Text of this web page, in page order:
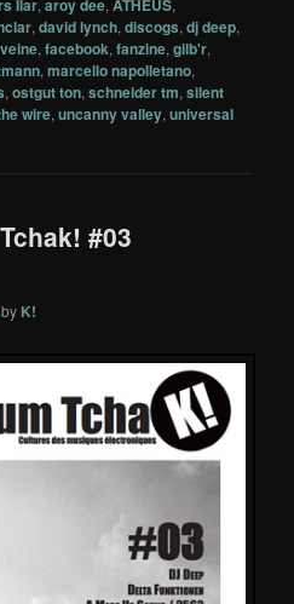
Ilar,aroy dee,ATHEUS,
,david lynch,discogs,dj deep,
,facebook,fanzine,gilb'r,
,marcello napolletano,
,ostgut ton,schneider tm,silent
wire,uncanny valley,universal
#03
by K!